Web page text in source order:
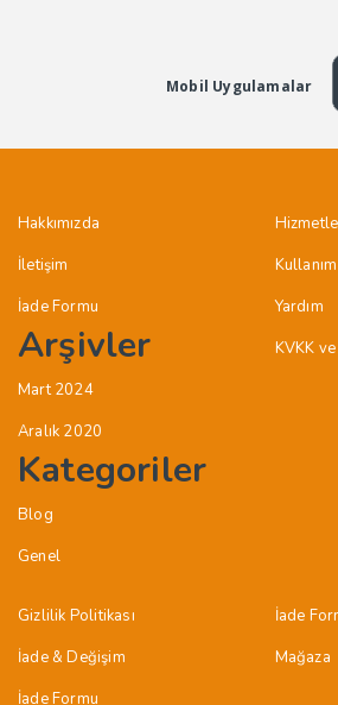
Mobil Uygulamalar
Hakkımızda
İletişim
İade Formu
Arşivler
Mart 2024
Aralık 2020
Kategoriler
Blog
Genel
Yardım
KVKK
Gizlilik Politikası
İade & Değişim
İade Formu
İade
Mağaza